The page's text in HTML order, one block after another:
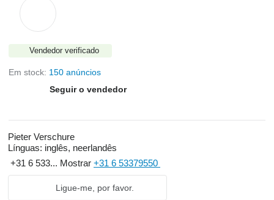
Vendedor verificado
Em stock: 150 anúncios
Seguir o vendedor
Pieter Verschure
Línguas: inglês, neerlandês
+31 6 533... Mostrar +31 6 53379550
Ligue-me, por favor.